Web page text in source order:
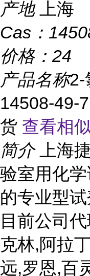
产地
上海
Cas：
价格： 24
产品名称2-
14508-49-
货 查看相
简介
上海
验室用化
的专业型试
目前公司
克林,阿拉
远,罗恩,百